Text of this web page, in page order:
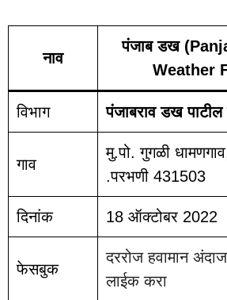
नाव
पंजाब डख
Weather
विभाग पंजाबराव डख पाटील
गाव
मु.पो. गुगळी
.परभणी 431503
दिनांक 18 ऑक्टोबर 2022
फेसबुक
दररोज हवामान
लाईक करा